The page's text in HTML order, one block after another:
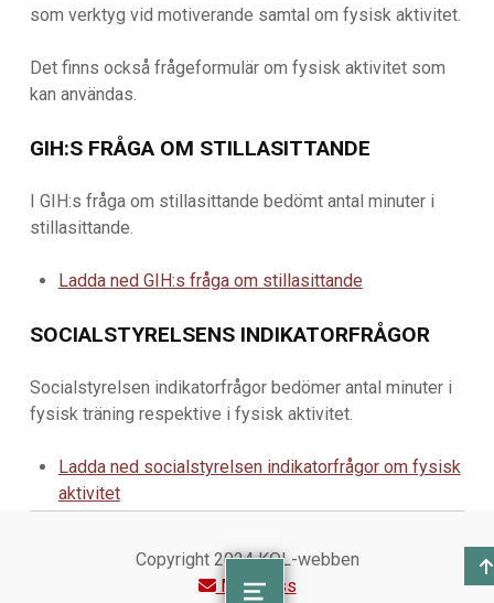
som verktyg vid motiverande samtal om fysisk aktivitet.
Det finns också frågeformulär om fysisk aktivitet som
kan användas.
GIH:S FRÅGA OM STILLASITTANDE
I GIH:s fråga om stillasittande bedömt antal minuter i
stillasittande.
Ladda ned GIH:s fråga om stillasittande
SOCIALSTYRELSENS INDIKATORFRÅGOR
Socialstyrelsen indikatorfrågor bedömer antal minuter i
fysisk träning respektive i fysisk aktivitet.
Ladda ned socialstyrelsen indikatorfrågor om fysisk
aktivitet
Copyright 2024 KOL-webben
Maila oss